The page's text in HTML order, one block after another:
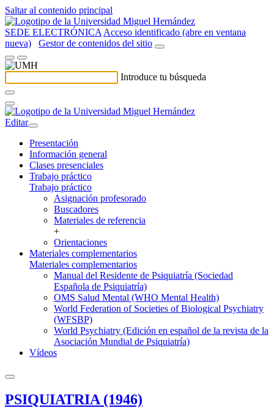
Saltar al contenido principal
SEDE ELECTRÓNICA Acceso identificado (abre en ventana
nueva)
Gestor de contenidos del sitio
Introduce tu búsqueda
Editar
Presentación
Información general
Clases presenciales
Trabajo práctico
Trabajo práctico
Asignación profesorado
Buscadores
Materiales de referencia
+
Orientaciones
Materiales complementarios
Materiales complementarios
Manual del Residente de Psiquiatría (Sociedad
Española de Psiquiatría)
OMS Salud Mental (WHO Mental Health)
World Federation of Societies of Biological Psychiatry
(WFSBP)
World Psychiatry (Edición en español de la revista de la
Asociación Mundial de Psiquiatría)
Vídeos
PSIQUIATRIA (1946)